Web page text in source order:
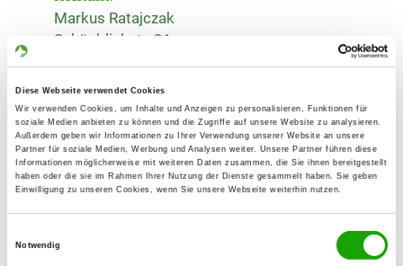
Diese Webseite verwendet Cookies
Wir verwenden Cookies, um Inhalte und Anzeigen zu personalisieren, Funktionen für
soziale Medien anbieten zu können und die Zugriffe auf unsere Website zu analysieren.
Außerdem geben wir Informationen zu Ihrer Verwendung unserer Website an unsere
Partner für soziale Medien, Werbung und Analysen weiter. Unsere Partner führen diese
Informationen möglicherweise mit weiteren Daten zusammen, die Sie ihnen bereitgestellt
haben oder die sie im Rahmen Ihrer Nutzung der Dienste gesammelt haben. Sie geben
Einwilligung zu unseren Cookies, wenn Sie unsere Webseite weiterhin nutzen.
Notwendig
Markus Ratajczak
Schönblickstr. 21
Übungsplatz:
Neckarvorland
72160 Horb a. N.
Handy:
0176 72148490
markus.ratajczak@gmx.de